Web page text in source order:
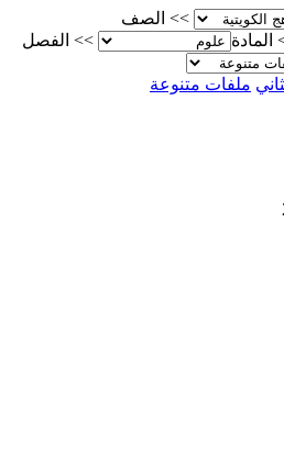
>>
الصف
المادة >>
الفصل
ملفات متنوعة